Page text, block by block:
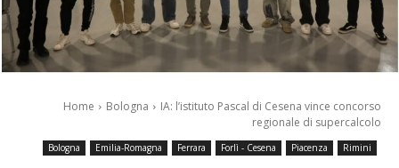
Home Bologna
IA: l’istituto Pascal di Cesena vince concorso
regionale di supercalcolo
Bologna Emilia-Romagna Ferrara Forlì - Cesena Piacenza Rimini